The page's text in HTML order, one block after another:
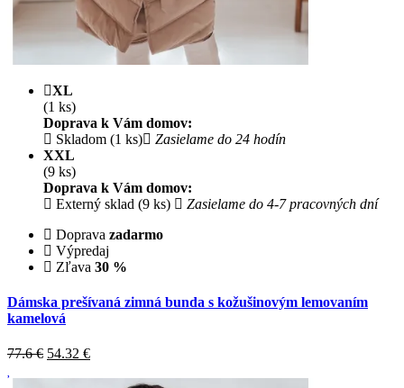
XL
(1 ks)
Doprava k Vám domov:
Skladom (1 ks)
Zasielame do 24 hodín
XXL
(9 ks)
Doprava k Vám domov:
Externý sklad (9 ks)
Zasielame do 4-7 pracovných dní
Doprava zadarmo
Výpredaj
Zľava 30 %
Dámska prešívaná zimná bunda s kožušinovým lemovaním
kamelová
77.6 € 54.32 €